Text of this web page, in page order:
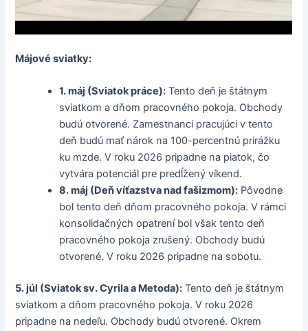
Májové sviatky:
1. máj (Sviatok práce): Tento deň je štátnym
sviatkom a dňom pracovného pokoja. Obchody
budú otvorené. Zamestnanci pracujúci v tento
deň budú mať nárok na 100-percentnú prirážku
ku mzde. V roku 2026 pripadne na piatok, čo
vytvára potenciál pre predĺžený víkend.
8. máj (Deň víťazstva nad fašizmom): Pôvodne
bol tento deň dňom pracovného pokoja. V rámci
konsolidačných opatrení bol však tento deň
pracovného pokoja zrušený. Obchody budú
otvorené. V roku 2026 pripadne na sobotu.
5. júl (Sviatok sv. Cyrila a Metoda): Tento deň je štátnym
sviatkom a dňom pracovného pokoja. V roku 2026
pripadne na nedeľu. Obchody budú otvorené. Okrem